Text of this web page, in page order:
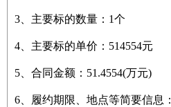
3、主要标的数量：1个
4、主要标的单价：514554元
5、合同金额：51.4554(万元)
6、履约期限、地点等简要信息：